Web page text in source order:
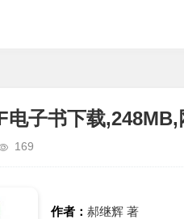
电子书下载,248MB,
169
作者： 郝继辉 著